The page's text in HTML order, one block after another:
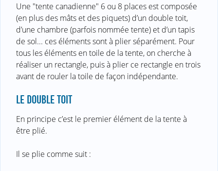
Une "tente canadienne" 6 ou 8 places est composée
(en plus des mâts et des piquets) d’un double toit,
d’une chambre (parfois nommée tente) et d’un tapis
de sol... ces éléments sont à plier séparément. Pour
tous les éléments en toile de la tente, on cherche à
réaliser un rectangle, puis à plier ce rectangle en trois
avant de rouler la toile de façon indépendante.
LE DOUBLE TOIT
En principe c’est le premier élément de la tente à
être plié.
Il se plie comme suit :